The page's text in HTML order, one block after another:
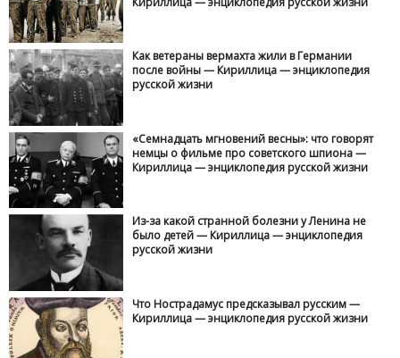
Как ветераны вермахта жили в Германии
после войны — Кириллица — энциклопедия
русской жизни
«Семнадцать мгновений весны»: что говорят
немцы о фильме про советского шпиона —
Кириллица — энциклопедия русской жизни
Из-за какой странной болезни у Ленина не
было детей — Кириллица — энциклопедия
русской жизни
Что Нострадамус предсказывал русским —
Кириллица — энциклопедия русской жизни